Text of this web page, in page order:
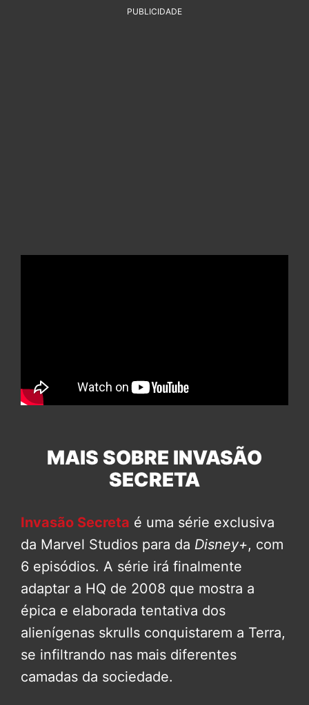
PUBLICIDADE
MAIS SOBRE INVASÃO
SECRETA
Invasão Secreta é uma série exclusiva
da Marvel Studios para da Disney+, com
6 episódios. A série irá finalmente
adaptar a HQ de 2008 que mostra a
épica e elaborada tentativa dos
alienígenas skrulls conquistarem a Terra,
se infiltrando nas mais diferentes
camadas da sociedade.